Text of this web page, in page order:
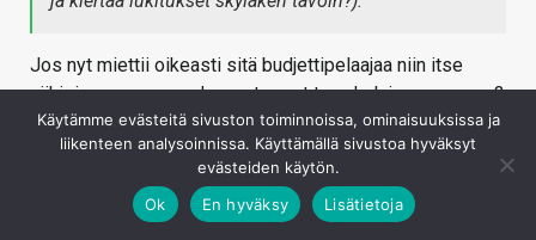
Jos nyt miettii oikeasti sitä budjettipelaajaa niin itse
näkisin seuraavan edun: ostaa nyt tuon halvimman ryzen3
prosessorin ja B350 emolevyn, 3-5 vuoden päästä ostaa
samalle emolevylle kolmannen sukupolven uuden
prosessorin kaupasta joka myy ATK-tuotteita tai 1700X
luokkaa olevan käytetyn ns. "pilkka hinnalla" tietäen että
Käytämme evästeitä sivuston toiminnoissa, ominaisuuksissa ja
liikenteen analysoinnissa. Käyttämällä sivustoa hyväksyt
evästeiden käytön.
Ok
En hyväksy Lisätietoja